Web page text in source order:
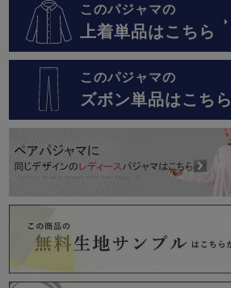
このパジャマの
上着単品はこちら
このパジャマの
ズボン単品はこちら